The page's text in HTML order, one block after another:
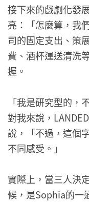
接下來的戲劇化發
亮：「怎麼算，我
司的固定支出、策
費、酒杯運送清洗
握。
「我是研究型的，
對我來說，
說，「不過，這個
不同感受。」
實際上，當三人決
候，是Sophia的一